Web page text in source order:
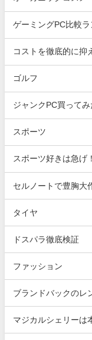
ゲーミングPC比較
コストを徹底的に抑
ゴルフ
ジャンクPC買ってみ
スポーツ
スポーツ好きは急
セルノートで豊胸大
タイヤ
ドスパラ徹底検証
ファッション
ブランドバックのレ
マジカルシェリーは